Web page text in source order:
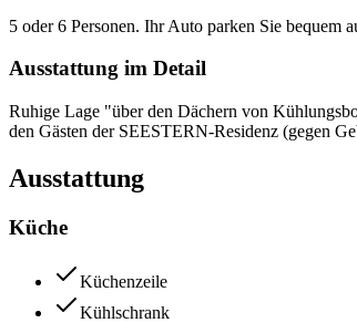
5 oder 6 Personen. Ihr Auto parken Sie
Ausstattung im Detail
Ruhige Lage "über den Dächern von
den Gästen der SEESTERN-Residenz (gegen
Ausstattung
Küche
Küchenzeile
Kühlschrank